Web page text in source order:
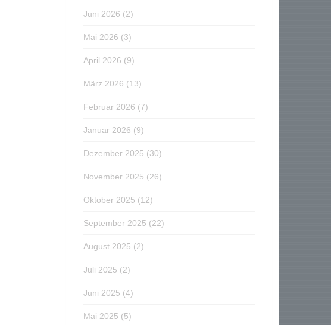
Juni 2026 (2)
Mai 2026 (3)
April 2026 (9)
März 2026 (13)
Februar 2026 (7)
Januar 2026 (9)
Dezember 2025 (30)
November 2025 (26)
Oktober 2025 (12)
September 2025 (22)
August 2025 (2)
Juli 2025 (2)
Juni 2025 (4)
Mai 2025 (5)